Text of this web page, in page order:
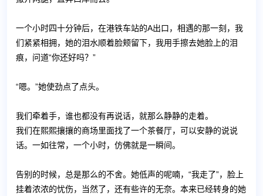
一个小时四十分钟后，在港铁车站的A出口，相遇的那一刻，我
们紧紧相拥，她的泪水顺着脸颊留下，我用手擦去她脸上的泪
痕，问道“你还好吗？”
“嗯。”她使劲点了点头。
我们牵着手，谁也都没有再说话，就那么静静的走着。
我们在熙熙攘攘的商场里面找了一个茶餐厅，可以安静的说说
话。一如往常，一个小时，仿佛就是一瞬间。
告别的时候，总是那么的不舍。她低声的呢喃，“我走了”，脸上
挂着浓浓的忧伤，当然了，还有些许的无奈。本来已经转身的她